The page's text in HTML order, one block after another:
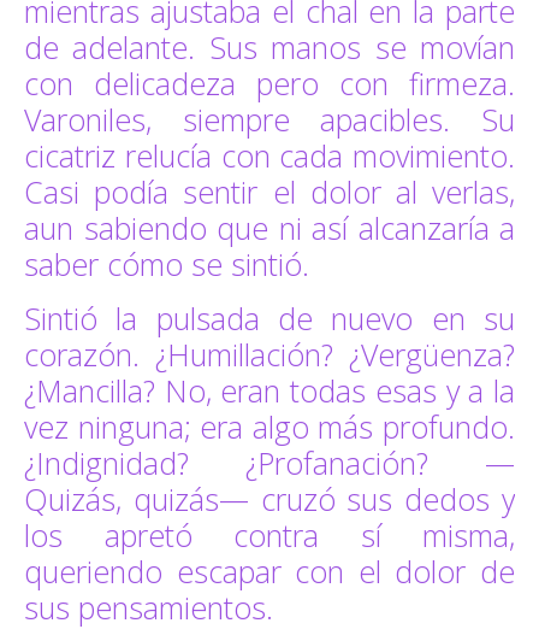
mientras ajustaba el chal en la parte
de adelante. Sus manos se movían
con delicadeza pero con firmeza.
Varoniles, siempre apacibles. Su
cicatriz relucía con cada movimiento.
Casi podía sentir el dolor al verlas,
aun sabiendo que ni así alcanzaría a
saber cómo se sintió.
Sintió la pulsada de nuevo en su
corazón. ¿Humillación? ¿Vergüenza?
¿Mancilla? No, eran todas esas y a la
vez ninguna; era algo más profundo.
¿Indignidad? ¿Profanación? —
Quizás, quizás— cruzó sus dedos y
los apretó contra sí misma,
queriendo escapar con el dolor de
sus pensamientos.